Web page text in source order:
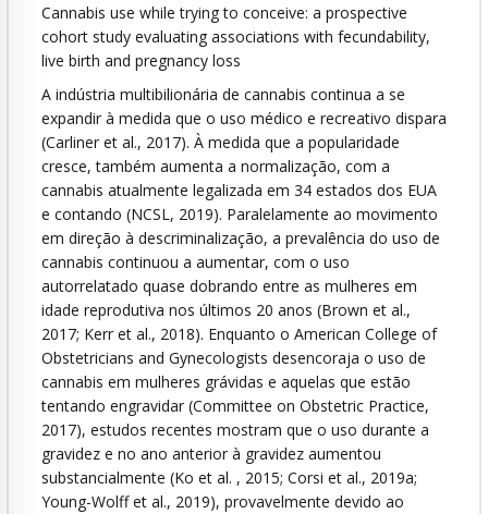
Cannabis use while trying to conceive: a prospective
cohort study evaluating associations with fecundability,
live birth and pregnancy loss
A indústria multibilionária de cannabis continua a se
expandir à medida que o uso médico e recreativo dispara
(Carliner et al., 2017). À medida que a popularidade
cresce, também aumenta a normalização, com a
cannabis atualmente legalizada em 34 estados dos EUA
e contando (NCSL, 2019). Paralelamente ao movimento
em direção à descriminalização, a prevalência do uso de
cannabis continuou a aumentar, com o uso
autorrelatado quase dobrando entre as mulheres em
idade reprodutiva nos últimos 20 anos (Brown et al.,
2017; Kerr et al., 2018). Enquanto o American College of
Obstetricians and Gynecologists desencoraja o uso de
cannabis em mulheres grávidas e aquelas que estão
tentando engravidar (Committee on Obstetric Practice,
2017), estudos recentes mostram que o uso durante a
gravidez e no ano anterior à gravidez aumentou
substancialmente (Ko et al. , 2015; Corsi et al., 2019a;
Young-Wolff et al., 2019), provavelmente devido ao